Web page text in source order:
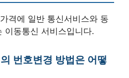
격에 일반 통신서비스와 동
이동통신 서비스입니다.
번호변경 방법은 어떻